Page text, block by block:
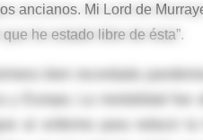
ancianos. Mi Lord de
he estado libre de ésta”.
bien recordada
y Europa. La mortalidad
al enfermo para reducir